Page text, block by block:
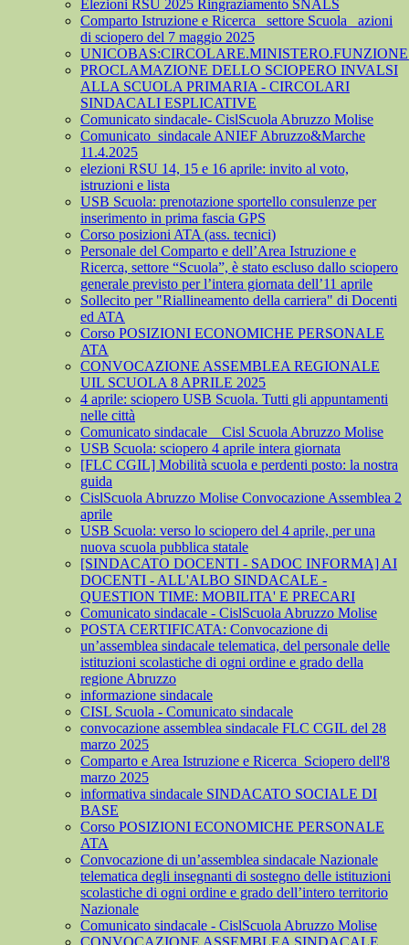
Elezioni RSU 2025 Ringraziamento SNALS
Comparto Istruzione e Ricerca_ settore Scuola_ azioni
di sciopero del 7 maggio 2025
PROCLAMAZIONE DELLO SCIOPERO INVALSI
ALLA SCUOLA PRIMARIA - CIRCOLARI
SINDACALI ESPLICATIVE
Comunicato sindacale- CislScuola Abruzzo Molise
Comunicato_sindacale ANIEF Abruzzo&Marche
11.4.2025
elezioni RSU 14, 15 e 16 aprile: invito al voto,
istruzioni e lista
USB Scuola: prenotazione sportello consulenze per
inserimento in prima fascia GPS
Corso posizioni ATA (ass. tecnici)
Personale del Comparto e dell’Area Istruzione e
Ricerca, settore “Scuola”, è stato escluso dallo sciopero
generale previsto per l’intera giornata dell’11 aprile
Sollecito per "Riallineamento della carriera" di Docenti
ed ATA
Corso POSIZIONI ECONOMICHE PERSONALE
ATA
CONVOCAZIONE ASSEMBLEA REGIONALE
UIL SCUOLA 8 APRILE 2025
4 aprile: sciopero USB Scuola. Tutti gli appuntamenti
nelle città
Comunicato sindacale _ Cisl Scuola Abruzzo Molise
USB Scuola: sciopero 4 aprile intera giornata
[FLC CGIL] Mobilità scuola e perdenti posto: la nostra
guida
CislScuola Abruzzo Molise Convocazione Assemblea 2
aprile
USB Scuola: verso lo sciopero del 4 aprile, per una
nuova scuola pubblica statale
[SINDACATO DOCENTI - SADOC INFORMA] AI
DOCENTI - ALL'ALBO SINDACALE -
QUESTION TIME: MOBILITA' E PRECARI
Comunicato sindacale - CislScuola Abruzzo Molise
POSTA CERTIFICATA: Convocazione di
un’assemblea sindacale telematica, del personale delle
istituzioni scolastiche di ogni ordine e grado della
regione Abruzzo
informazione sindacale
CISL Scuola - Comunicato sindacale
convocazione assemblea sindacale FLC CGIL del 28
marzo 2025
Comparto e Area Istruzione e Ricerca_Sciopero dell'8
marzo 2025
informativa sindacale SINDACATO SOCIALE DI
BASE
Corso POSIZIONI ECONOMICHE PERSONALE
ATA
Convocazione di un’assemblea sindacale Nazionale
telematica degli insegnanti di sostegno delle istituzioni
scolastiche di ogni ordine e grado dell’intero territorio
Nazionale
Comunicato sindacale - CislScuola Abruzzo Molise